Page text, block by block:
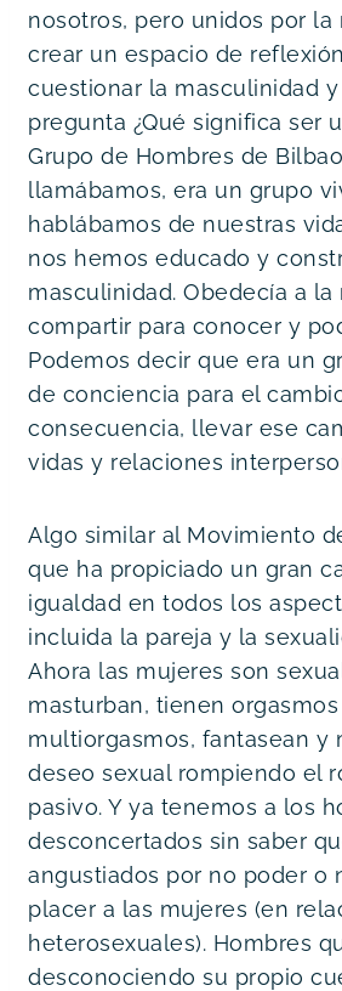
nosotros, pero unidos por la
crear un espacio de
cuestionar la masculinidad
pregunta ¿Qué significa ser
Grupo de Hombres de
llamábamos, era un grupo
hablábamos de nuestras
nos hemos educado y
masculinidad. Obedecía a la
compartir para conocer y
Podemos decir que era un
de conciencia para el
consecuencia, llevar ese
vidas y relaciones
Algo similar al Movimiento
que ha propiciado un gran
igualdad en todos los
incluida la pareja y la
Ahora las mujeres son
masturban, tienen
multiorgasmos, fantasean y
deseo sexual rompiendo el
pasivo. Y ya tenemos a los
desconcertados sin saber
angustiados por no poder o
placer a las mujeres (en
heterosexuales). Hombres
desconociendo su propio